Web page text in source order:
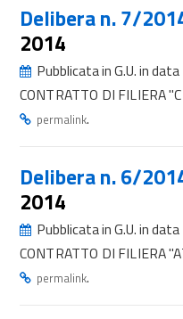
Delibera n. 7/
2014
Pubblicata in G.U. in
CONTRATTO DI FILIERA
permalink.
Delibera n. 6/
2014
Pubblicata in G.U. in
CONTRATTO DI FILIERA
permalink.